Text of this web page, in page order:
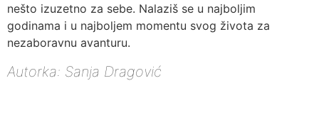
nešto izuzetno za sebe. Nalaziš se u najboljim
godinama i u najboljem momentu svog života za
nezaboravnu avanturu.
Autorka: Sanja Dragović